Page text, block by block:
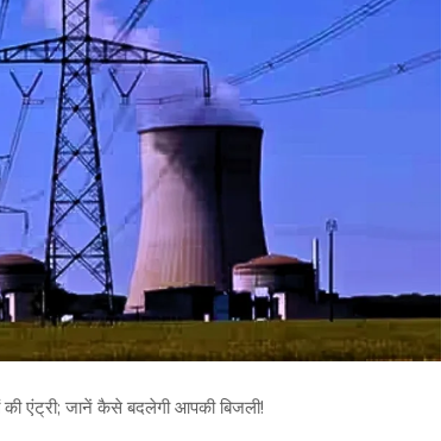
एंट्री; जानें कैसे बदलेगी आपकी बिजली!